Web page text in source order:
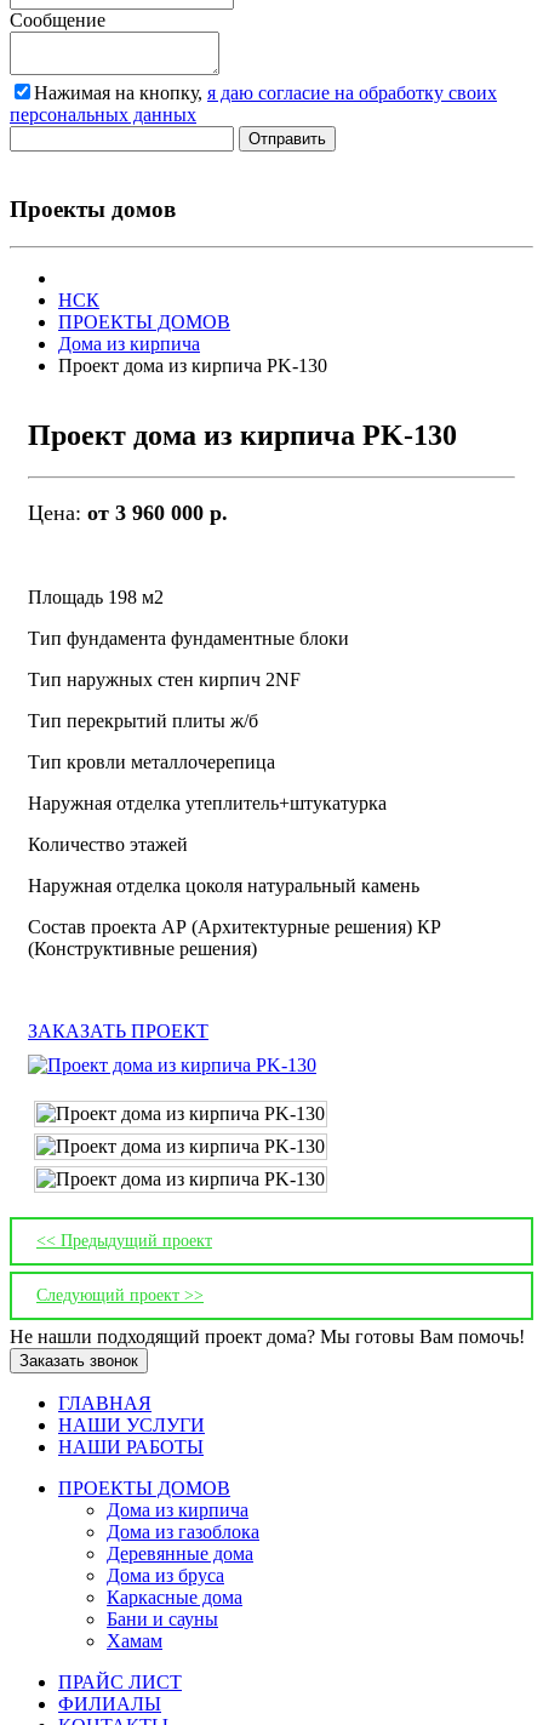
Сообщение
Нажимая на кнопку, я даю согласие на обработку своих
персональных данных
Отправить
Проекты домов
НСК
ПРОЕКТЫ ДОМОВ
Дома из кирпича
Проект дома из кирпича PK-130
Проект дома из кирпича PK-130
Цена: от 3 960 000 р.
Площадь 198 м2
Тип фундамента фундаментные блоки
Тип наружных стен кирпич 2NF
Тип перекрытий плиты ж/б
Тип кровли металлочерепица
Наружная отделка утеплитель+штукатурка
Количество этажей
Наружная отделка цоколя натуральный камень
Состав проекта АР (Архитектурные решения) КР
(Конструктивные решения)
ЗАКАЗАТЬ ПРОЕКТ
<< Предыдущий проект
Следующий проект >>
Не нашли подходящий проект дома? Мы готовы Вам помочь!
Заказать звонок
ГЛАВНАЯ
НАШИ УСЛУГИ
НАШИ РАБОТЫ
ПРОЕКТЫ ДОМОВ
Дома из кирпича
Дома из газoблока
Деревянные дома
Дома из бруса
Каркасные дома
Бани и сауны
Хамам
ПРАЙС ЛИСТ
ФИЛИАЛЫ